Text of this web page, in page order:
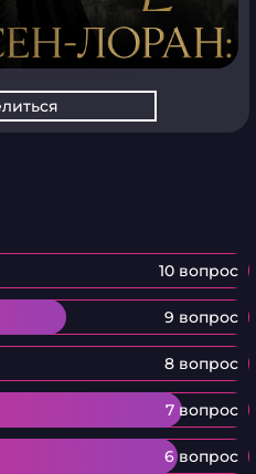
10 вопрос
9 вопрос
8 вопрос
7 вопрос
6 вопрос